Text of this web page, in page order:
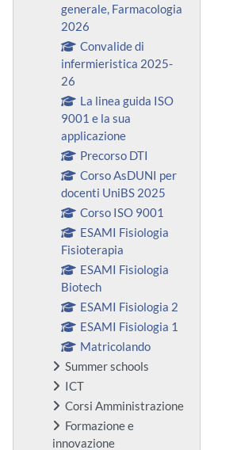
generale, Farmacologia
2026
Convalide di
infermieristica 2025-
26
La linea guida ISO
9001 e la sua
applicazione
Precorso DTI
Corso AsDUNI per
docenti UniBS 2025
Corso ISO 9001
ESAMI Fisiologia
Fisioterapia
ESAMI Fisiologia
Biotech
ESAMI Fisiologia 2
ESAMI Fisiologia 1
Matricolando
Summer schools
ICT
Corsi Amministrazione
Formazione e
innovazione